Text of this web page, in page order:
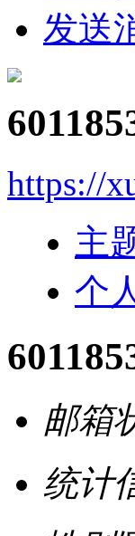
发送
https://
主
个
邮箱
统计